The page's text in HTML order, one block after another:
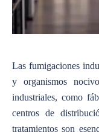
Las fumigaciones
y organismos
industriales, como
centros de
tratamientos son